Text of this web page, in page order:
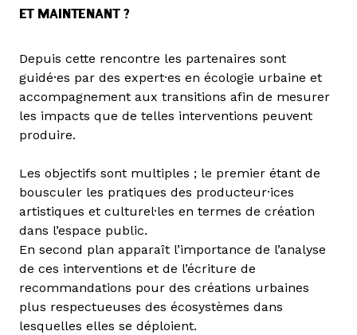
ET MAINTENANT ?
Depuis cette rencontre les partenaires sont
guidé·es par des expert·es en écologie urbaine et
accompagnement aux transitions afin de mesurer
les impacts que de telles interventions peuvent
produire.
Les objectifs sont multiples ; le premier étant de
bousculer les pratiques des producteur·ices
artistiques et culturel·les en termes de création
dans l’espace public.
En second plan apparaît l’importance de l’analyse
de ces interventions et de l’écriture de
recommandations pour des créations urbaines
plus respectueuses des écosystèmes dans
lesquelles elles se déploient.